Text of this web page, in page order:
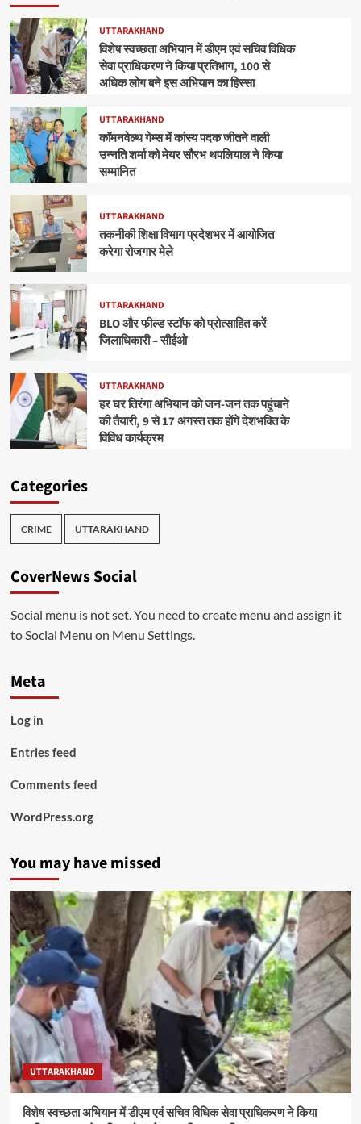
UTTARAKHAND
विशेष स्वच्छता अभियान में डीएम एवं सचिव विधिक
सेवा प्राधिकरण ने किया प्रतिभाग, 100 से
अधिक लोग बने इस अभियान का हिस्सा
UTTARAKHAND
कॉमनवेल्थ गेम्स में कांस्य पदक जीतने वाली
उन्नति शर्मा को मेयर सौरभ थपलियाल ने किया
सम्मानित
UTTARAKHAND
तकनीकी शिक्षा विभाग प्रदेशभर में आयोजित
करेगा रोजगार मेले
UTTARAKHAND
BLO और फील्ड स्टॉफ को प्रोत्साहित करें
जिलाधिकारी – सीईओ
UTTARAKHAND
हर घर तिरंगा अभियान को जन-जन तक पहुंचाने
की तैयारी, 9 से 17 अगस्त तक होंगे देशभक्ति के
विविध कार्यक्रम
Categories
CRIME UTTARAKHAND
CoverNews Social
Social menu is not set. You need to create menu and assign it
to Social Menu on Menu Settings.
Meta
Log in
Entries feed
Comments feed
WordPress.org
You may have missed
UTTARAKHAND
विशेष स्वच्छता अभियान में डीएम एवं सचिव विधिक सेवा प्राधिकरण ने किया